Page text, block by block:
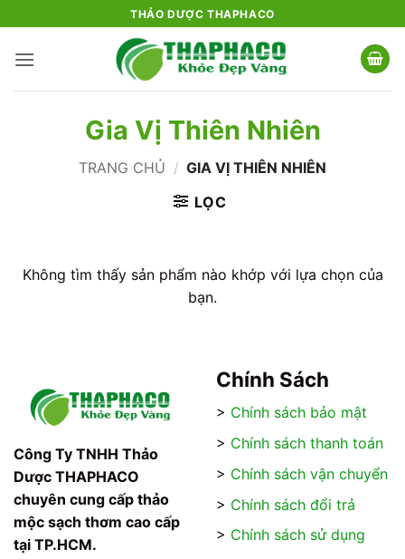
qua
nội
THẢO DƯỢC THAPHACO
Gia Vị Thiên Nhiên
TRANG CHỦ / GIA VỊ THIÊN NHIÊN
LỌC
Không tìm thấy sản phẩm nào khớp với lựa chọn của
bạn.
Công Ty TNHH Thảo
Dược THAPHACO
chuyên cung cấp thảo
mộc sạch thơm cao cấp
tại TP.HCM.
Chính Sách
> Chính sách bảo mật
> Chính sách thanh toán
> Chính sách vận chuyển
> Chính sách đổi trả
> Chính sách sử dụng